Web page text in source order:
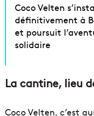
Coco Velten
définitivement à
et poursuit
solidaire
La cantine, lieu
Coco Velten, c’est